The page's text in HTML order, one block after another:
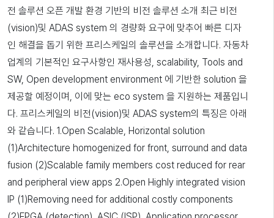
전 솔루션 오픈 개발 환경 기반의 비전 솔루션 소개 최근 비전
(vision)및 ADAS system 의 경량화 요구에 맞추어 빠른 디자
인 해결을 돕기 위한 프리스케일의 솔루션을 소개합니다. 자동차
업계의 기본적인 요구사항인 재사용성, scalability, Tools and
SW, Open development environment 에 기반한 solution 을
제공할 예정이며, 이에 맞는 eco system 을 지원하는 제품입니
다. 프리스케일의 비전(vision)및 ADAS system의 특징은 아래
와 같습니다. 1.Open Scalable, Horizontal solution
(1)Architecture homogenized for front, surround and data
fusion (2)Scalable family members cost reduced for rear
and peripheral view apps 2.Open Highly integrated vision
IP (1)Removing need for additional costly components